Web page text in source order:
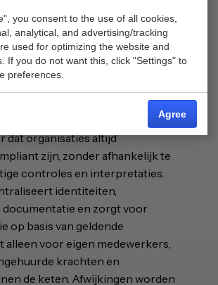
you consent to the use of all cookies,
analytical, and advertising/tracking
used for optimizing the website and
If you do not want this, click "Settings" to
preferences.
Agree
Daarom verschuift
meer van registreren naar
Dat is precies waar YIM
in het voldoen aan de
dat organisaties altijd
zijn, zonder afhankelijk te
controles en interpretaties.
identiteiten,
en zorgt voor
op basis van geldende
alleen voor eigen medewerkers,
krachten en
de keten. Afwijkingen worden